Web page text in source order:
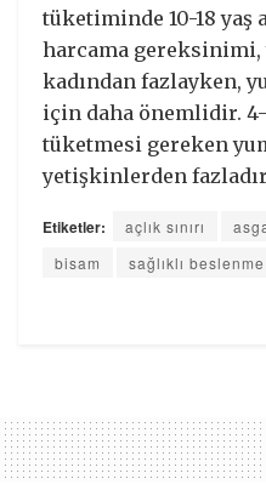
tüketiminde 10-18 yaş
harcama
kadından fazlayken,
için daha önemlidir.
tüketmesi gereken
yetişkinlerden
Etiketler: açlık sınırı
bisam
sağlıklı beslenme